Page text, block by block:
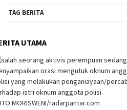
TAG BERITA
UTAMA